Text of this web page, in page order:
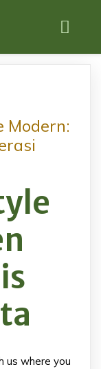
Modern:
us where you